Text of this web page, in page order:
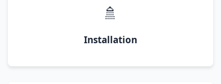
🚿
Installation